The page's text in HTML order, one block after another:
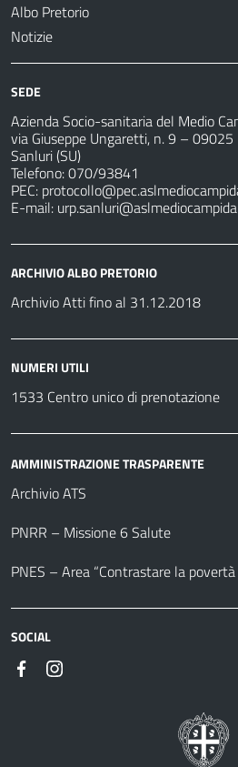
Albo Pretorio
Notizie
SEDE
Azienda Socio-sanitaria del Medio
via Giuseppe Ungaretti, n. 9 – 09025
Sanluri (SU)
Telefono: 070/93841
PEC:
E-mail:
ARCHIVIO ALBO PRETORIO
Archivio Atti fino al 31.12.2018
NUMERI UTILI
1533 Centro unico di prenotazione
AMMINISTRAZIONE TRASPARENTE
Archivio ATS
PNRR – Missione 6 Salute
PNES – Area “Contrastare la
SOCIAL